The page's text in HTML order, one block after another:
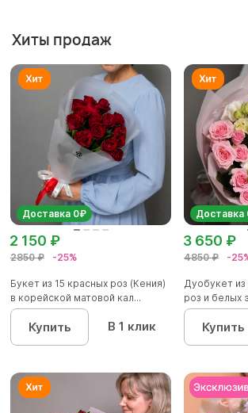
Хиты продаж
Доставка 0₽
2850 ₽ -25%
2 150 ₽
Букет из 15 красных роз (Кения)
в корейской матовой кал...
Купить В 1 клик
Доставка
4850 ₽ -
3 650 ₽
Дуобукет
роз и белых
Купить